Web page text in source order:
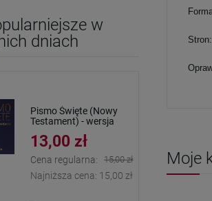
w
dniach
Pismo Święte (Nowy
Testament) - wersja
13,00 zł
Cena regularna: 15,00 zł
Najniższa cena: 15,00 zł
Moje